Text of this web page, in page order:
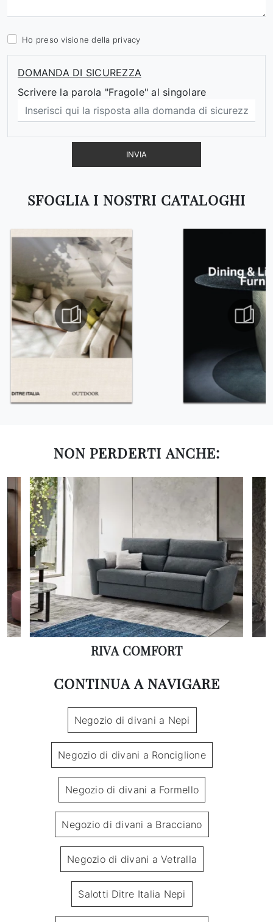
SFOGLIA I NOSTRI CATALOGHI
Ho preso visione della privacy
DOMANDA DI SICUREZZA
Scrivere la parola "Fragole" al singolare
INVIA
NON PERDERTI ANCHE:
RIVA COMFORT
CONTINUA A NAVIGARE
Negozio di divani a Nepi
Negozio di divani a Ronciglione
Negozio di divani a Formello
Negozio di divani a Bracciano
Negozio di divani a Vetralla
Salotti Ditre Italia Nepi